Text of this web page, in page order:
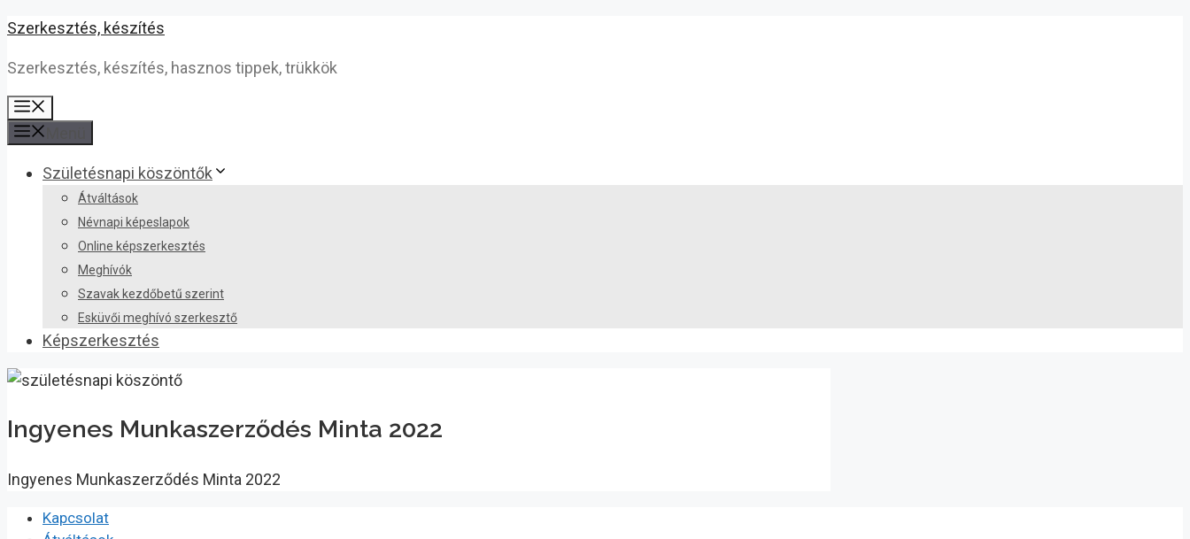
Kilépés
tartalomba
Szerkesztés, készítés
Szerkesztés, készítés, hasznos tippek, trükkök
Születésnapi köszöntők
Átváltások
Névnapi képeslapok
Online képszerkesztés
Meghívók
Szavak kezdőbetű szerint
Esküvői meghívó szerkesztő
Képszerkesztés
Ingyenes Munkaszerződés Minta 2022
Ingyenes Munkaszerződés Minta 2022
Kapcsolat